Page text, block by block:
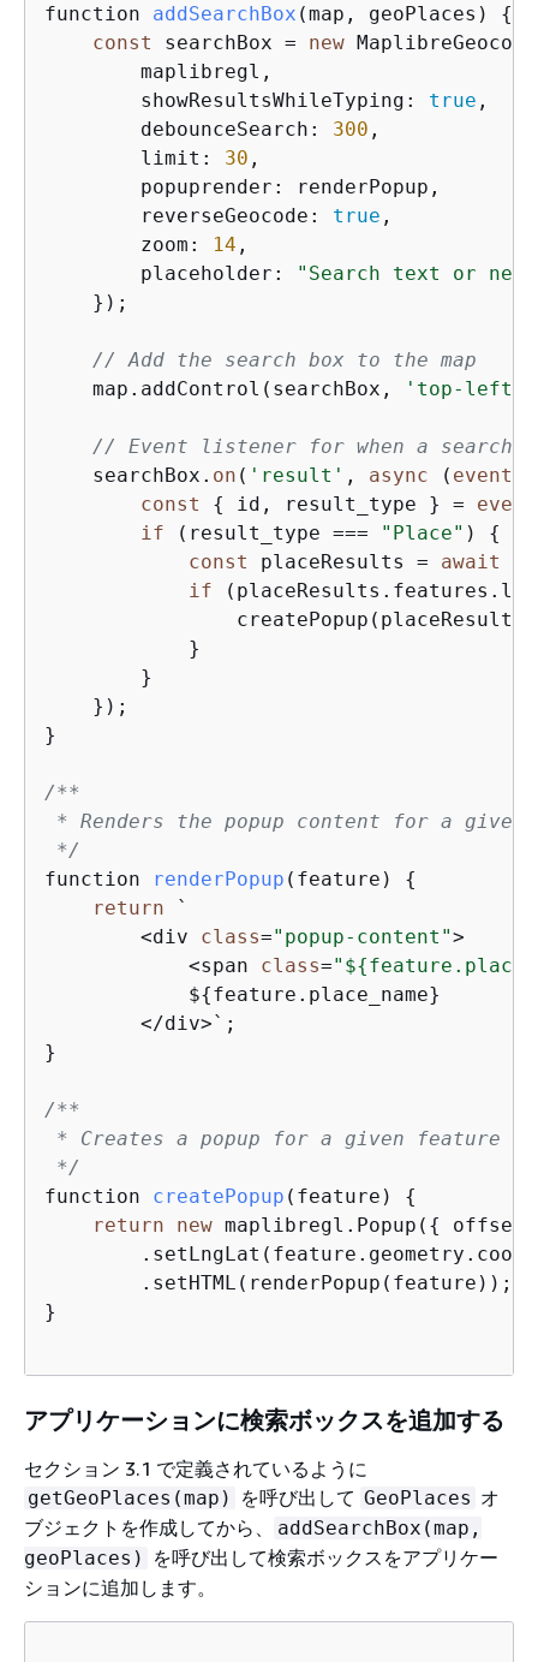
function addSearchBox (map, geoPlaces )
{
const
searchBox = new
        maplibregl,
        showResultsWhileTyping:
true
        debounceSearch:
300
        limit:
30
popuprender:
        reverseGeocode:
true
        zoom:
14
        placeholder:
"Search text or
    });
// Add the search box to the map
    map.addControl(searchBox,
'top-left'
// Event listener for when a search
    searchBox.
on ( 'result' , async ( event
const
{ id, result_type } = event
if (result_type === "Place" ) {
const
placeResults = await
if
            }
        }
    });
}
/**
* Renders the popup content for a
*/
function
renderPopup ( feature )
{
return `
        <div
class="popup-content">
            <span
class="${
            $
{feature.place_name}
        </div>`;
}
/**
* Creates a popup for a given feature
*/
function createPopup ( feature )
{
return
new maplibregl.Popup( {
}
アプリケーションに検索ボックスを追加する
セクション 3.1 で定義されているように
getGeoPlaces(map) を呼び出して GeoPlaces オ
ブジェクトを作成してから、
addSearchBox(map,
geoPlaces)
を呼び出して検索ボックスをアプリケー
ションに追加します。